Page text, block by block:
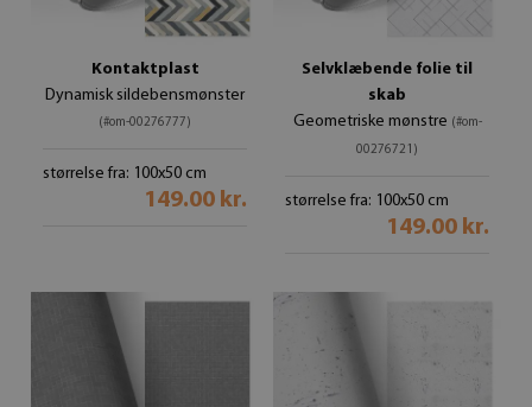
Kontaktplast
Dynamisk sildebensmønster
(#om-00276777)
størrelse fra: 100x50 cm
149.00 kr.
Selvklæbende folie til
skab
Geometriske mønstre (#om-
00276721)
størrelse fra: 100x50 cm
149.00 kr.